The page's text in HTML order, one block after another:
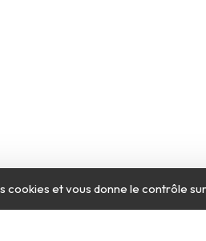
cookies et vous donne le contrôle